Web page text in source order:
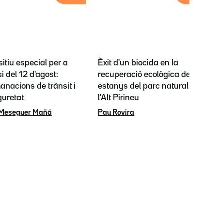
especial per a
del 12 d'agost:
de trànsit i
Mañá
Èxit d'un biocida en la
recuperació ecològica dels
estanys del parc natural de
l'Alt Pirineu
Pau Rovira